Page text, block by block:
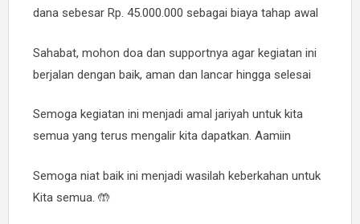
dana sebesar Rp. 45.000.000 sebagai biaya tahap awal
Sahabat, mohon doa dan supportnya agar kegiatan ini
berjalan dengan baik, aman dan lancar hingga selesai
Semoga kegiatan ini menjadi amal jariyah untuk kita
semua yang terus mengalir kita dapatkan. Aamiin
Semoga niat baik ini menjadi wasilah keberkahan untuk
Kita semua. 🤲